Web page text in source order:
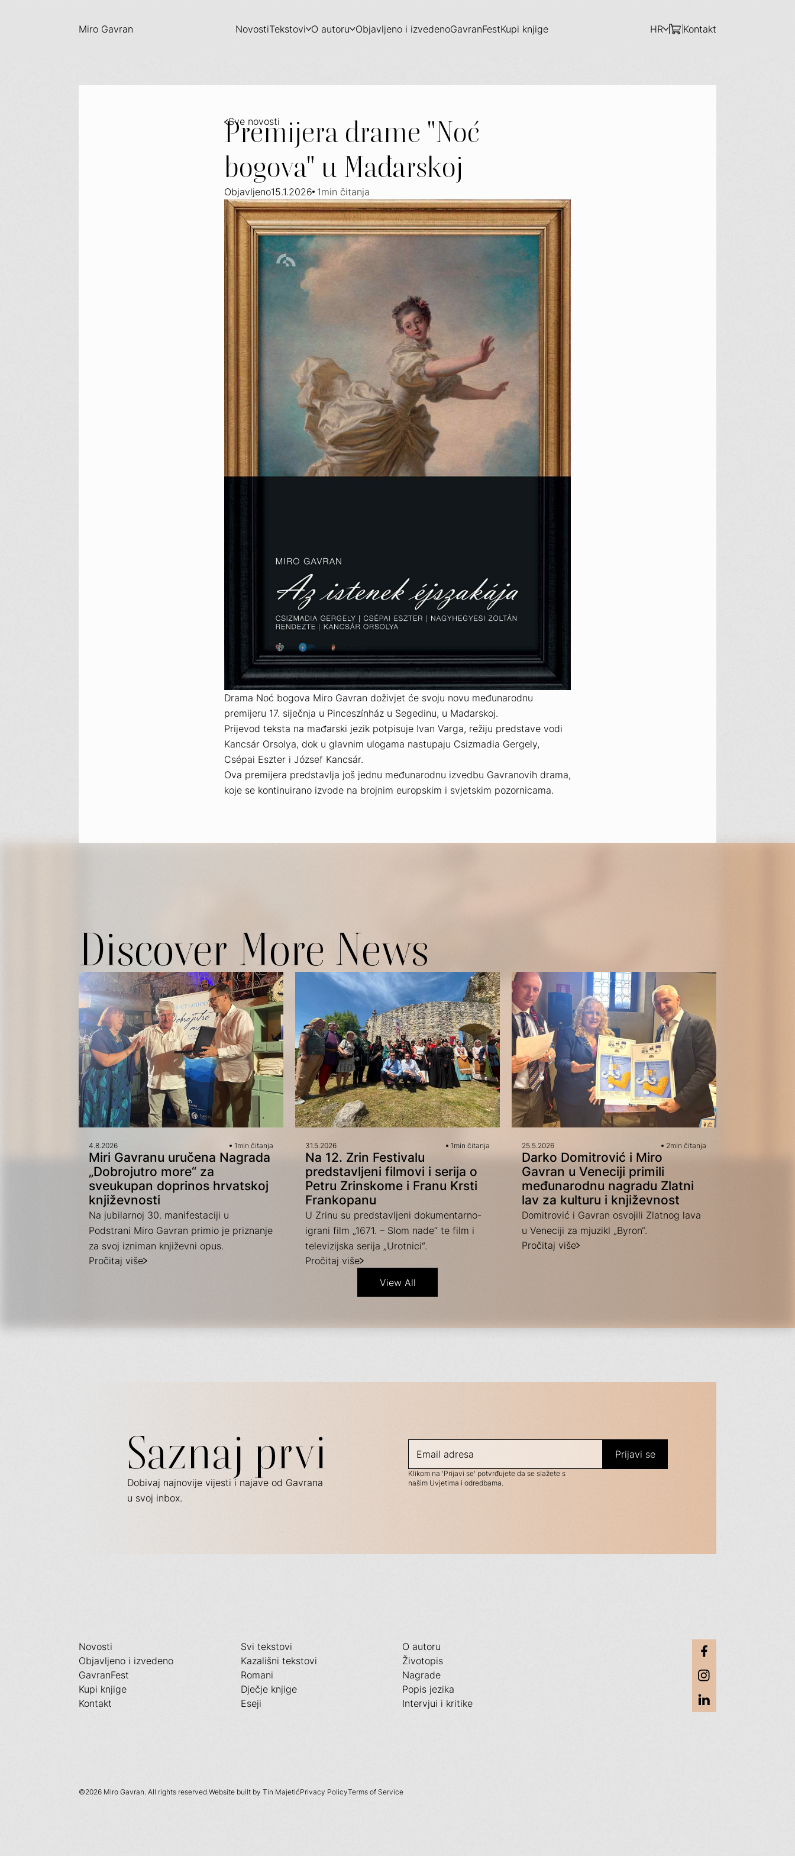
Miro Gavran NovostiTekstovi O autoru Objavljeno i izvedenoGavranFestKupi knjige HR Kontakt
Sve novosti
Premijera drame "Noć
bogova" u Mađarskoj
Objavljeno15.1.2026 1min čitanja
Drama Noć bogova Miro Gavran doživjet će svoju novu međunarodnu
premijeru 17. siječnja u Pinceszínház u Segedinu, u Mađarskoj.
Prijevod teksta na mađarski jezik potpisuje Ivan Varga, režiju predstave vodi
Kancsár Orsolya, dok u glavnim ulogama nastupaju Csizmadia Gergely,
Csépai Eszter i József Kancsár.
Ova premijera predstavlja još jednu međunarodnu izvedbu Gavranovih drama,
koje se kontinuirano izvode na brojnim europskim i svjetskim pozornicama.
Discover More News
4.8.2026 1min čitanja
Miri Gavranu uručena Nagrada
„Dobrojutro more“ za
sveukupan doprinos hrvatskoj
književnosti
Na jubilarnoj 30. manifestaciji u
Podstrani Miro Gavran primio je priznanje
za svoj izniman književni opus.
Pročitaj više
31.5.2026 1min čitanja
Na 12. Zrin Festivalu
predstavljeni filmovi i serija o
Petru Zrinskome i Franu Krsti
Frankopanu
U Zrinu su predstavljeni dokumentarno-
igrani film „1671. – Slom nade“ te film i
televizijska serija „Urotnici“.
Pročitaj više
25.5.2026 2min čitanja
Darko Domitrović i Miro
Gavran u Veneciji primili
međunarodnu nagradu Zlatni
lav za kulturu i književnost
Domitrović i Gavran osvojili Zlatnog lava
u Veneciji za mjuzikl „Byron“.
Pročitaj više
View All
Saznaj prvi
Dobivaj najnovije vijesti i najave od Gavrana
u svoj inbox.
Klikom na 'Prijavi se' potvrđujete da se slažete s
našim Uvjetima i odredbama.
Novosti
Objavljeno i izvedeno
GavranFest
Kupi knjige
Kontakt
Svi tekstovi
Kazališni tekstovi
Romani
Dječje knjige
Eseji
O autoru
Životopis
Nagrade
Popis jezika
Intervjui i kritike
©2026 Miro Gavran. All rights reserved.Website built by Tin MajetićPrivacy PolicyTerms of Service